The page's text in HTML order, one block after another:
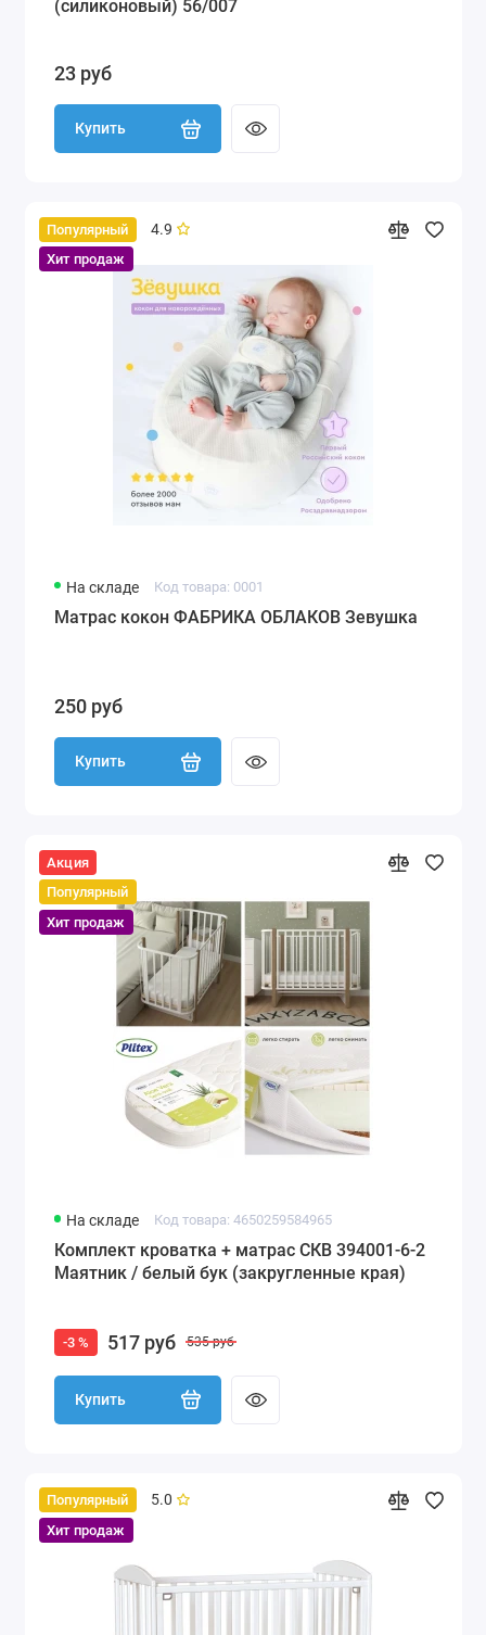
(силиконовый) 56/007
23 руб
Купить
Популярный
Хит продаж
4.9
На складе Код товара: 0001
Матрас кокон ФАБРИКА ОБЛАКОВ Зевушка
250 руб
Купить
Акция
Популярный
Хит продаж
На складе Код товара: 4650259584965
Комплект кроватка + матрас СКВ 394001-6-2
Маятник / белый бук (закругленные края)
-3 % 517 руб 535 руб
Купить
Популярный
Хит продаж
5.0